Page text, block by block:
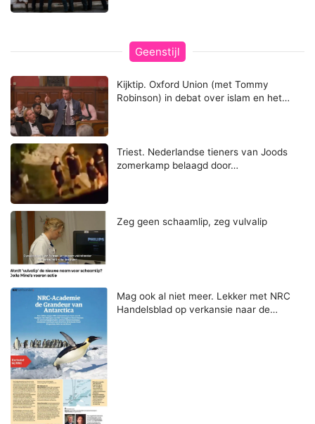
Geenstijl
Kijktip. Oxford Union (met Tommy
Robinson) in debat over islam en het…
Triest. Nederlandse tieners van Joods
zomerkamp belaagd door…
Zeg geen schaamlip, zeg vulvalip
Mag ook al niet meer. Lekker met NRC
Handelsblad op verkansie naar de…